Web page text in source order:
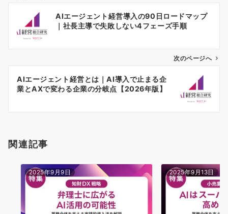
ビ
ン
AIエージェント経営導入の90日ロードマップ
｜社長主導で失敗しない4フェーズ手順
次のページへ
AIエージェント経営とは｜AI導入で止まる企
業とAXで変わる企業の分岐点【2026年版】
関連記事
2025年9月9日 2025年9月13日